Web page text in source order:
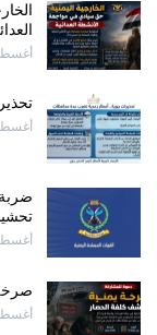
أغسطس 6,
أغسطس
أغسطس
أغسطس 5,